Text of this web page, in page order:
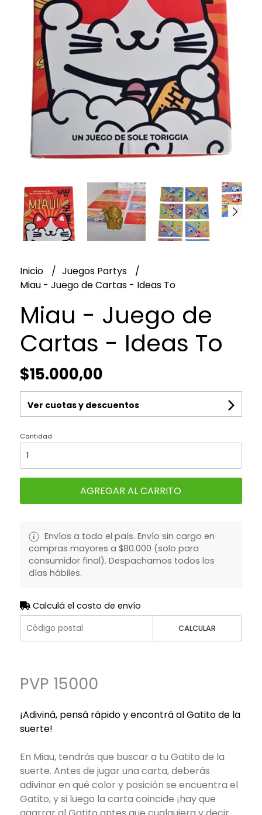
Inicio
Juegos Partys
Miau - Juego de Cartas - Ideas To
Miau - Juego de
Cartas - Ideas To
$15.000,00
Ver cuotas y descuentos
Cantidad
AGREGAR AL CARRITO
Envíos a todo el país. Envío sin cargo en
compras mayores a $80.000 (solo para
consumidor final). Despachamos todos los
días hábiles.
Calculá el costo de envío
CALCULAR
PVP 15000
¡Adiviná, pensá rápido y encontrá al Gatito de la
suerte!
En Miau, tendrás que buscar a tu Gatito de la
suerte. Antes de jugar una carta, deberás
adivinar en qué color y posición se encuentra el
Gatito, y si luego la carta coincide ¡hay que